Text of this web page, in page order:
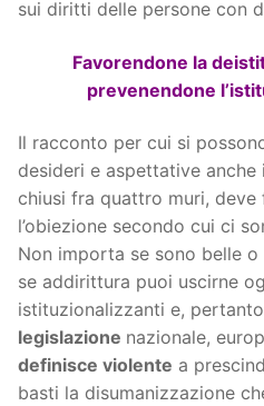
sui diritti delle persone con
Favorendone la
prevenendone
Il racconto per cui si
desideri e aspettative anche
chiusi fra quattro muri, deve
l’obiezione secondo cui ci
Non importa se sono belle
se addirittura puoi uscirne
istituzionalizzanti e,
legislazione nazionale,
definisce violente a
basti la disumanizzazione